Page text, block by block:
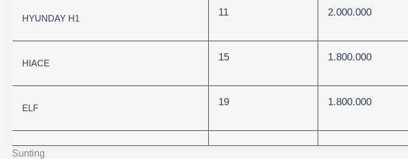
Sunting
HYUNDAY H1
11 2.000.000
HIACE
15 1.800.000
ELF
19 1.800.000